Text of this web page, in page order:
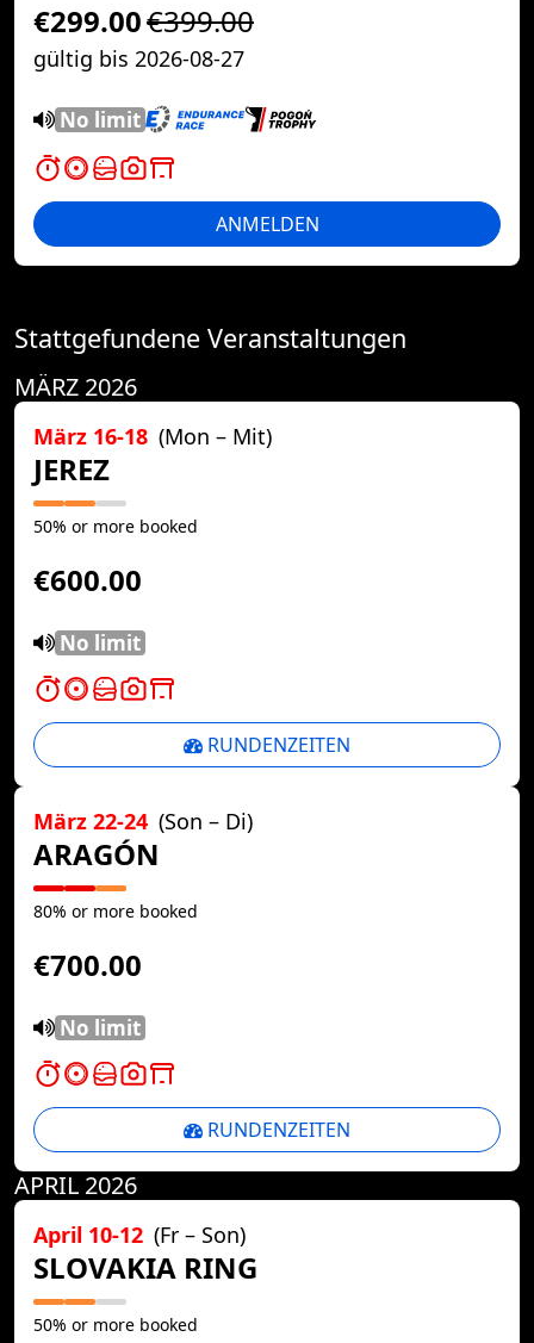
€299.00€399.00
gültig bis 2026-08-27
No limit
ANMELDEN
Stattgefundene Veranstaltungen
MÄRZ 2026
März 16-18 (Mon – Mit)
JEREZ
50% or more booked
€600.00
No limit
RUNDENZEITEN
März 22-24 (Son – Di)
ARAGÓN
80% or more booked
€700.00
No limit
RUNDENZEITEN
APRIL 2026
April 10-12 (Fr – Son)
SLOVAKIA RING
50% or more booked